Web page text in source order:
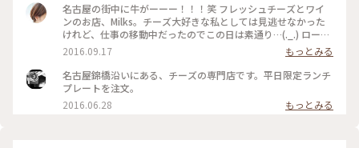
名古屋の街中に牛がーーー！！！笑 フレッシュチーズとワイ
ンのお店、Milks。チーズ大好きな私としては見逃せなかった
けれど、仕事の移動中だったのでこの日は素通り…(._.) ロース
トビーフ丼が名物だそうです！ ローストビーフ丼食べたら報
告します！ #チーズ #ワイン #ローストビーフ丼 #名古屋 #名古
屋錦橋
2016.09.17
もっとみる
名古屋錦橋沿いにある、チーズの専門店です。平日限定ランチ
プレートを注文。
2016.06.28
もっとみる